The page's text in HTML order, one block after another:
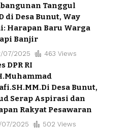
Tanggul
di Desa Bunut, Way
Harapan Baru Warga
Banjir
07/2025 463 Views
DPR RI
Desa Bunut,
Serap Aspirasi dan
Rakyat Pesawaran
07/2025 502 Views